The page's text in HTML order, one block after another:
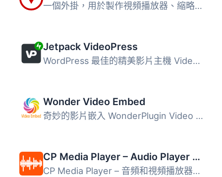
一個外掛，用於製作視頻播放器、縮略圖、多個分辨率和視頻庫...
Jetpack VideoPress
WordPress 最佳的精美影片主機 VideoPress 具有沉浸式的設計...
Wonder Video Embed
奇妙的影片嵌入 WonderPlugin Video Embed 是在 WordPress 上...
CP Media Player – Audio Player and Video Player
CP Media Player – 音頻和視頻播放器功能： ♪ 在任何地方發布...